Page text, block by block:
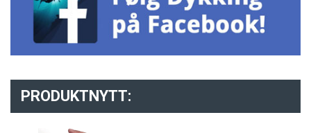
PRODUKTNYTT: